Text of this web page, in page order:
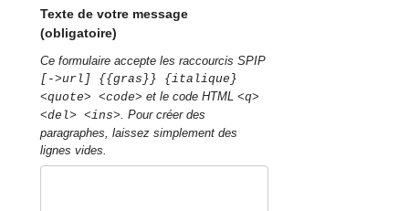
Texte de votre message
(obligatoire)
Ce formulaire accepte les raccourcis SPIP
[->url] {{gras}} {italique}
<quote> <code> et le code HTML<q>
<del> <ins>. Pour créer des
paragraphes, laissez simplement des
lignes vides.